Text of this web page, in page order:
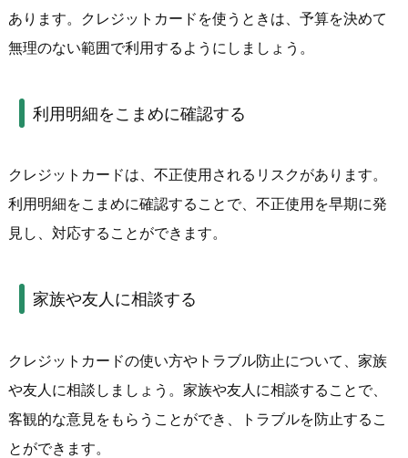
あります。クレジットカードを使うときは、予算を決めて
無理のない範囲で利用するようにしましょう。
利用明細をこまめに確認する
クレジットカードは、不正使用されるリスクがあります。
利用明細をこまめに確認することで、不正使用を早期に発
見し、対応することができます。
家族や友人に相談する
クレジットカードの使い方やトラブル防止について、家族
や友人に相談しましょう。家族や友人に相談することで、
客観的な意見をもらうことができ、トラブルを防止するこ
とができます。